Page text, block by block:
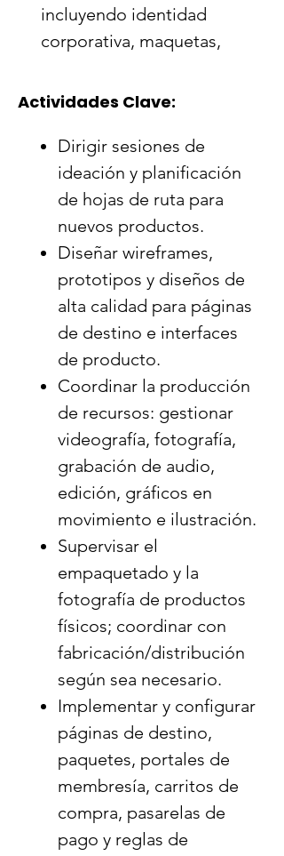
incluyendo identidad
corporativa, maquetas,
gráficos animados, contenido
recursos descargables y
materiales interactivos.
Desarrollar, empaquetar y
distribuir productos digitales
como libros electrónicos,
cursos en línea, portales de
membresía, plantillas y otras
ofertas descargables o
interactivas.
Liderar la creación,
producción y lanzamiento de
líneas de productos físicos:
diseño de empaques,
etiquetado, material
promocional, fotografía de
productos, demostración en
video, integración de
comercio electrónico y
publicación en tiendas.
Gestionar el ciclo de vida
completo del producto:
nombre, posicionamiento,
estrategia de precios,
implementación del proceso
de pago, logística de
distribución (para artículos
físicos), mecanismos de
Actividades Clave:
Dirigir sesiones de
ideación y planificación
de hojas de ruta para
nuevos productos.
Diseñar wireframes,
prototipos y diseños de
alta calidad para páginas
de destino e interfaces
de producto.
Coordinar la producción
de recursos: gestionar
videografía, fotografía,
grabación de audio,
edición, gráficos en
movimiento e ilustración.
Supervisar el
empaquetado y la
fotografía de productos
físicos; coordinar con
fabricación/distribución
según sea necesario.
Implementar y configurar
páginas de destino,
paquetes, portales de
membresía, carritos de
compra, pasarelas de
pago y reglas de